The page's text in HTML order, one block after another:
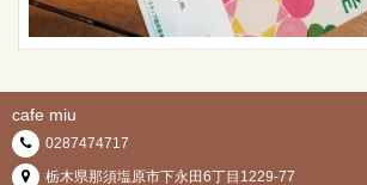
cafe miu
0287474717
栃木県那須塩原市下永田6丁目1229-77